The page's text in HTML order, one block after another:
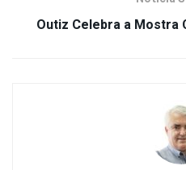
Outiz Celebra a Mostra